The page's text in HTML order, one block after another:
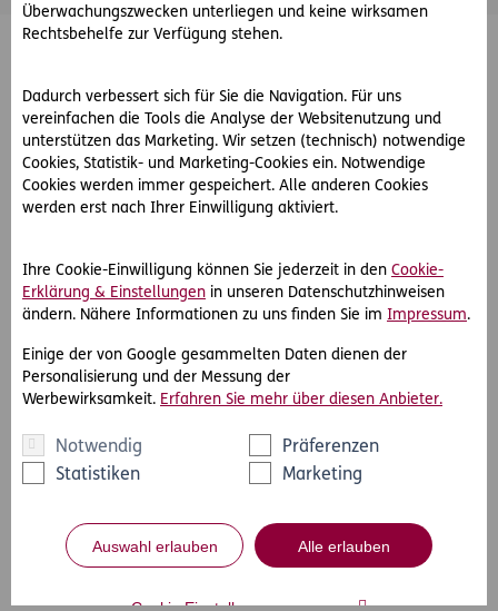
Überwachungszwecken unterliegen und keine wirksamen
Rechtsbehelfe zur Verfügung stehen.
Dadurch verbessert sich für Sie die Navigation. Für uns
vereinfachen die Tools die Analyse der Websitenutzung und
unterstützen das Marketing. Wir setzen (technisch) notwendige
Cookies, Statistik- und Marketing-Cookies ein. Notwendige
Cookies werden immer gespeichert. Alle anderen Cookies
werden erst nach Ihrer Einwilligung aktiviert.
Ihre Cookie-Einwilligung können Sie jederzeit in den Cookie-
Erklärung & Einstellungen in unseren Datenschutzhinweisen
ändern. Nähere Informationen zu uns finden Sie im Impressum.
Einige der von Google gesammelten Daten dienen der
Personalisierung und der Messung der
Werbewirksamkeit. Erfahren Sie mehr über diesen Anbieter.
Notwendig
Präferenzen
Statistiken
Marketing
Auswahl erlauben Alle erlauben
Barrierefreiheit
Impressum
Rechtliche Hinweise & Datenschutzerklärung